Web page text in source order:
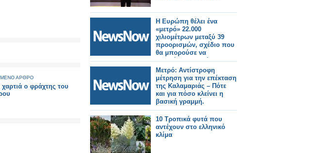
ΑΡΘΡΟ
χαρτιά ο φράχτης του
Η Ευρώπη θέλει ένα
«μετρό» 22.000
χιλιομέτρων μεταξύ 39
προορισμών, σχέδιο που
θα μπορούσε να
εκτοπίσει τις πτήσεις.
Μετρό: Αντίστροφη
μέτρηση για την επέκταση
της Καλαμαριάς – Πότε
και για πόσο κλείνει η
βασική γραμμή.
10 Τροπικά φυτά που
αντέχουν στο ελληνικό
κλίμα